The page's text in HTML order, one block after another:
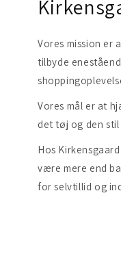
Vores mission er
tilbyde
Vores mål er at
det tøj og den
Hos
være mere end
for selvtillid og